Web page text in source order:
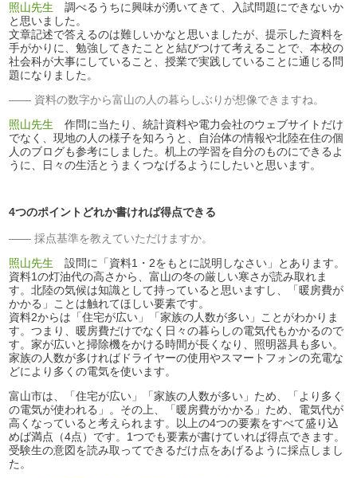
照山先生 調べるうちに興味が湧いてきて、入試問題にできないか
と思いました。
文章記述で答えるのは難しいかなと思いましたが、提示した資料を
手がかりに、勉強してきたことと結びつけて考えることで、本校の
社会科が大事にしていること、授業で実践していることに通じる問
題になりました。
資料の数字から富山の人の暮らしぶりが想像できますね。
照山先生 作問に当たり、統計資料や電力会社のウェブサイトだけ
でなく、現地の人の様子を知ろうと、自治体の情報や北陸在住の個
人のブログも参考にしました。机上の学習を自分のものにできるよ
うに、日々の生活とうまくつなげるようにしたいと思います。
4つのポイントどれか書ければ得点できる
採点基準を教えていただけますか。
照山先生 設問に「資料1・2をもとに説明しなさい」とあります。
資料1の灯油代の高さから、富山の冬の厳しい寒さが読み取れま
す。北陸の気候は知識として持っていると思いますし、「暖房費が
かかる」ことは触れてほしい要素です。
資料2からは「住宅が広い」「家族の人数が多い」ことがわかりま
す。つまり、暖房費だけでなく日々の暮らしの電気代もかかるので
す。家が広いと掃除機をかける時間が長くなり、照明器具も多い。
家族の人数が多ければドライヤーの使用やスマートフォンの充電な
どにより多くの電気を使います。
富山市は、「住宅が広い」「家族の人数が多い」ため、「より多く
の電気が使われる」。その上、「暖房費がかかる」ため、電気代が
高くなっていると考えられます。以上の4つの要素をすべて盛り込
めば満点（4点）です。1つでも要素が書けていれば得点できます。
受験生の意図を読み取ってできるだけ点をあげるように採点しまし
た。